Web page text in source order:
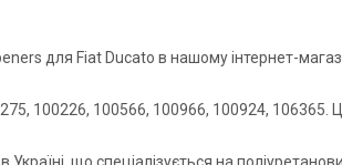
для Fiat Ducato в нашому інтернет-
100226, 100566, 100966, 100924,